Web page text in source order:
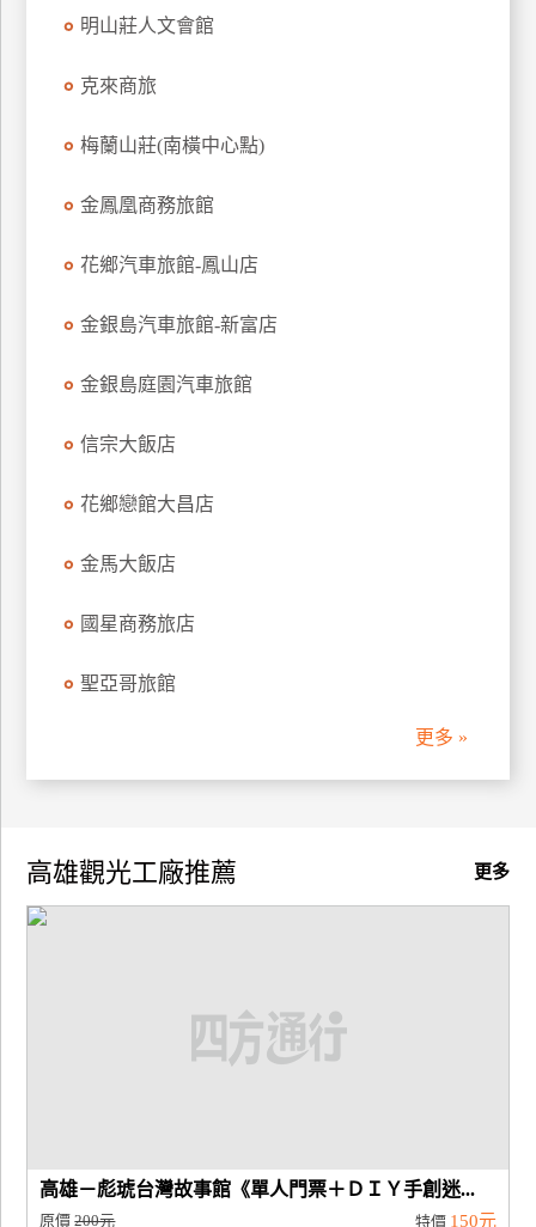
伴
商
明山莊人文會館
克來商旅
梅蘭山莊(南橫中心點)
金鳳凰商務旅館
花鄉汽車旅館-鳳山店
金銀島汽車旅館-新富店
金銀島庭園汽車旅館
信宗大飯店
花鄉戀館大昌店
金馬大飯店
國星商務旅店
聖亞哥旅館
更多 »
更多
高雄觀光工廠推薦
高雄－彪琥台灣故事館《單人門票＋ＤＩＹ手創迷...
原價200元 特價 150元